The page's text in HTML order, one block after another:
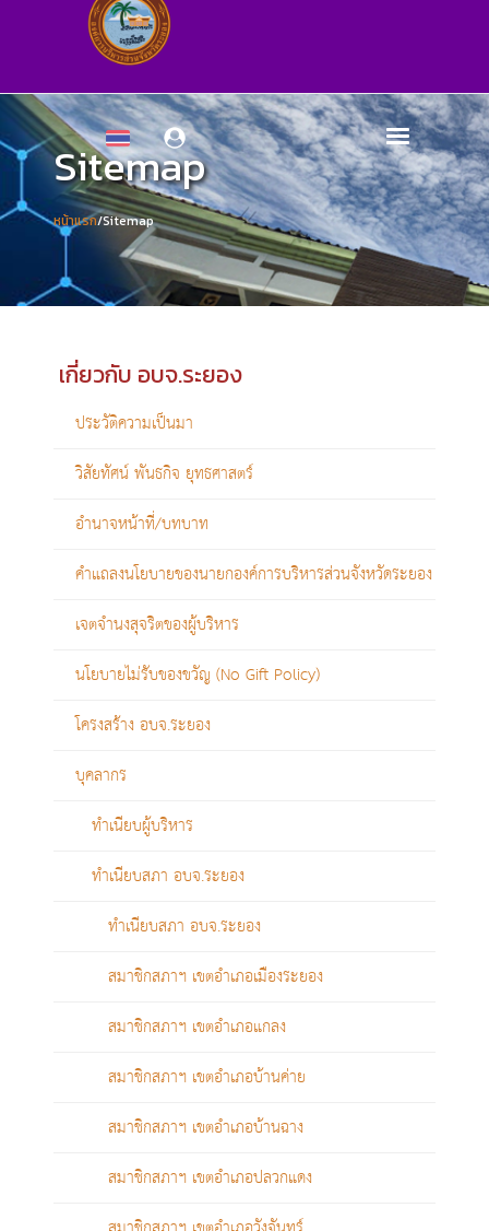
Sitemap
หน้าแรก/Sitemap
เกี่ยวกับ อบจ.ระยอง
ประวัติความเป็นมา
วิสัยทัศน์ พันธกิจ ยุทธศาสตร์
อํานาจหน้าที่/บทบาท
คำแถลงนโยบายของนายกองค์การบริหารส่วนจังหวัดระยอง
เจตจำนงสุจริตของผู้บริหาร
นโยบายไม่รับของขวัญ (No Gift Policy)
โครงสร้าง อบจ.ระยอง
บุคลากร
ทำเนียบผู้บริหาร
ทำเนียบสภา อบจ.ระยอง
ทำเนียบสภา อบจ.ระยอง
สมาชิกสภาฯ เขตอำเภอเมืองระยอง
สมาชิกสภาฯ เขตอำเภอแกลง
สมาชิกสภาฯ เขตอำเภอบ้านค่าย
สมาชิกสภาฯ เขตอำเภอบ้านฉาง
สมาชิกสภาฯ เขตอำเภอปลวกแดง